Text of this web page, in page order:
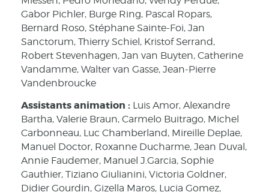
Gabor Pichler, Burge Ring, Pascal Ropars,
Bernard Roso, Stéphane Sainte-Foi, Jan
Sanctorum, Thierry Schiel, Kristof Serrand,
Robert Stevenhagen, Jan van Buyten, Catherine
Vandamme, Walter van Gasse, Jean-Pierre
Vandenbroucke
Assistants animation : Luis Amor, Alexandre
Bartha, Valerie Braun, Carmelo Buitrago, Michel
Carbonneau, Luc Chamberland, Mireille Deplae,
Manuel Doctor, Roxanne Ducharme, Jean Duval,
Annie Faudemer, Manuel J.Garcia, Sophie
Gauthier, Tiziano Giulianini, Victoria Goldner,
Didier Gourdin, Gizella Maros, Lucia Gomez,